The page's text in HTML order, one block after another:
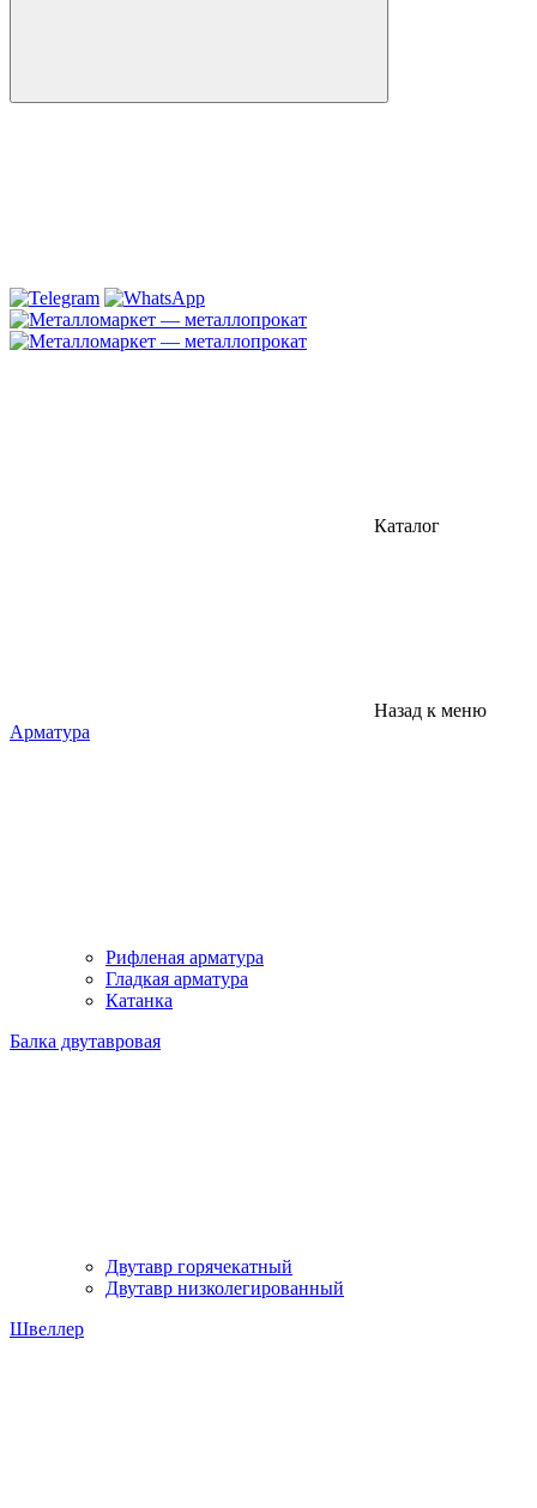
Каталог
Назад к меню
Арматура
Рифленая арматура
Гладкая арматура
Катанка
Балка двутавровая
Двутавр горячекатный
Двутавр низколегированный
Швеллер